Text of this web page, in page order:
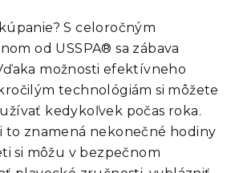
S celoročným
od USSPA® sa zábava
možnosti efektívneho
technológiám si môžete
kedykoľvek počas roka.
to znamená nekonečné hodiny
si môžu v bezpečnom